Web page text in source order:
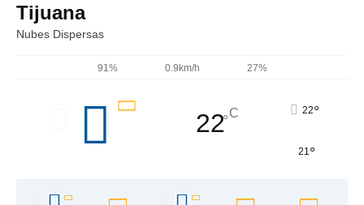
Tijuana
Nubes Dispersas
91% 0.9km/h 27%
22°C 22°
21°